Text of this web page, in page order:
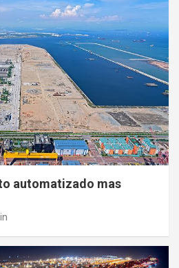
automatizado mas